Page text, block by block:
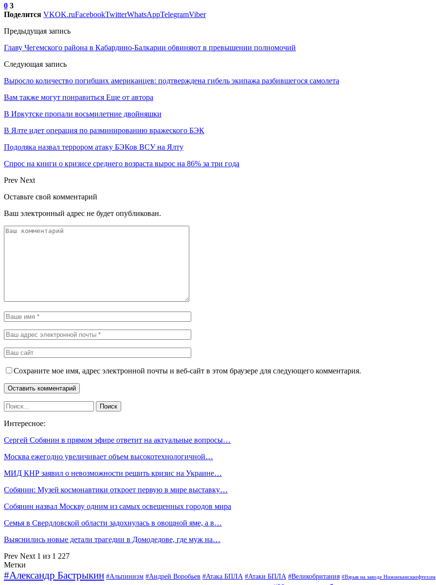
0 3
Поделится VKOK.ruFacebookTwitterWhatsAppTelegramViber
Предыдущая запись
Главу Чегемского района в Кабардино-Балкарии обвиняют в превышении полномочий
Следующая запись
Выросло количество погибших американцев: подтверждена гибель экипажа разбившегося самолета
Вам также могут понравиться Еще от автора
В Иркутске пропали восьмилетние двойняшки
В Ялте идет операция по разминированию вражеского БЭК
Подоляка назвал террором атаку БЭКов ВСУ на Ялту
Спрос на книги о кризисе среднего возраста вырос на 86% за три года
Prev Next
Оставьте свой комментарий
Ваш электронный адрес не будет опубликован.
Сохраните мое имя, адрес электронной почты и веб-сайт в этом браузере для следующего комментария.
Интересное:
Сергей Собянин в прямом эфире ответит на актуальные вопросы…
Москва ежегодно увеличивает объем высокотехнологичной…
МИД КНР заявил о невозможности решить кризис на Украине…
Собянин: Музей космонавтики откроет первую в мире выставку…
Собянин назвал Москву одним из самых освещенных городов мира
Семья в Свердловской области задохнулась в овощной яме, а в…
Выяснились новые детали трагедии в Домодедове, где муж на…
Prev Next 1 из 1 227
Метки
#Александр Бастрыкин #Альпинизм #Андрей Воробьев #Атака БПЛА #Атаки БПЛА #Великобритания #Взрыв на заводе Нижнекамскнефтехим